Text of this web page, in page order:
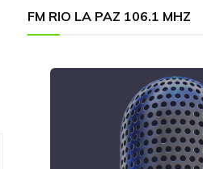
FM RIO LA PAZ 106.1 MHZ